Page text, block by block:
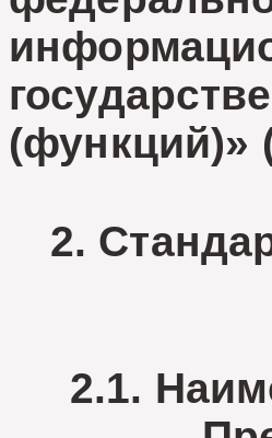
(функций)»
2.
2.1.